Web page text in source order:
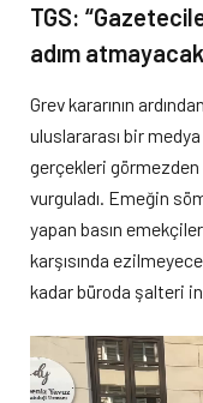
TGS:
adım
Grev kararının
uluslararası bir
gerçekleri
vurguladı. Emeğin
yapan basın
karşısında
kadar büroda şalteri